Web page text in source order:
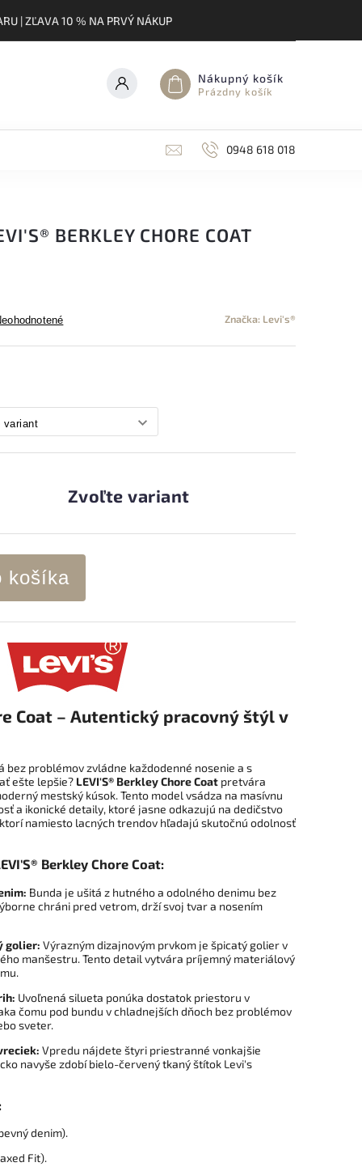
| ZĽAVA 10 % NA PRVÝ NÁKUP
Nákupný košík
Prázdny košík
0948 618 018
BERKLEY CHORE COAT
Značka: Levi's®
Zvoľte variant
košíka
Coat – Autentický pracovný štýl v
bez problémov zvládne každodenné nosenie a s
ešte lepšie? LEVI'S® Berkley Chore Coat pretvára
mestský kúsok. Tento model vsádza na masívnu
a ikonické detaily, ktoré jasne odkazujú na dedičstvo
namiesto lacných trendov hľadajú skutočnú odolnosť
Berkley Chore Coat:
Bunda je ušitá z hutného a odolného denimu bez
chráni pred vetrom, drží svoj tvar a nosením
golier: Výrazným dizajnovým prvkom je špicatý golier v
manšestru. Tento detail vytvára príjemný materiálový
Uvoľnená silueta ponúka dostatok priestoru v
čomu pod bundu v chladnejších dňoch bez problémov
sveter.
Vpredu nájdete štyri priestranné vonkajšie
navyše zdobí bielo-červený tkaný štítok Levi's
denim).
Fit).